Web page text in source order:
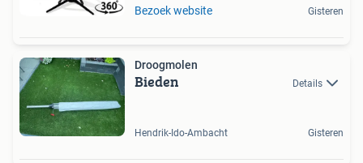
Bezoek website Gisteren
Droogmolen
Bieden Details
Hendrik-Ido-Ambacht Gisteren